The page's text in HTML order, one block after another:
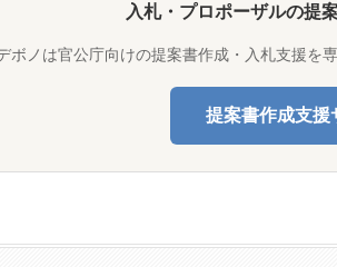
入札・プロポーザルの提
ボノは官公庁向けの提案書作成・入札支援を
提案書作成支援